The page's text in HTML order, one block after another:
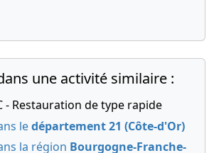
une activité similaire :
- Restauration de type rapide
ledépartement 21 (Côte-d'Or)
la région Bourgogne-Franche-